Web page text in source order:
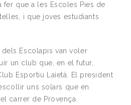
fer que a les Escoles Pies de
i que joves estudiants
dels Escolapis van voler
un club que, en el futur,
Esportiu Laietà. El president
uns solars que en
carrer de Provença.